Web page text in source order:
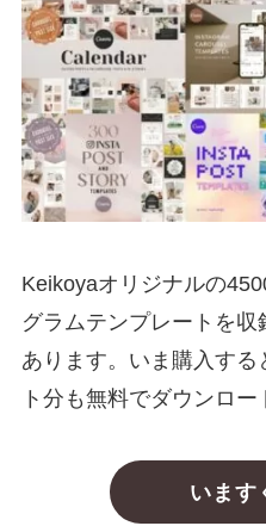
Keikoyaオリジナルの
グラムテンプレートを
あります。いま購入す
ト分も無料でダウンロー
います